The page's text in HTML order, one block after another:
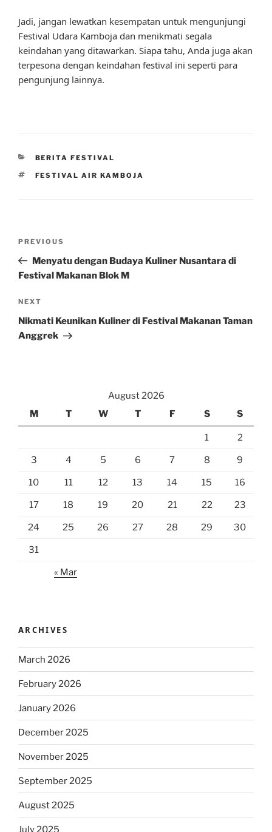
Jadi, jangan lewatkan kesempatan untuk mengunjungi
Festival Udara Kamboja dan menikmati segala
keindahan yang ditawarkan. Siapa tahu, Anda juga akan
terpesona dengan keindahan festival ini seperti para
pengunjung lainnya.
CATEGORIES
BERITA FESTIVAL
TAGS
FESTIVAL AIR KAMBOJA
Previous
Post
PREVIOUS
Menyatu dengan Budaya Kuliner Nusantara di
Festival Makanan Blok M
Next
Post
NEXT
Nikmati Keunikan Kuliner di Festival Makanan Taman
Anggrek
August 2026
M
T W T F S S
1 2
3 4 5 6 7 8 9
10 11 12 13 14 15 16
17 18 19 20 21 22 23
24 25 26 27 28 29 30
31
« Mar
ARCHIVES
March 2026
February 2026
January 2026
December 2025
November 2025
September 2025
August 2025
July 2025